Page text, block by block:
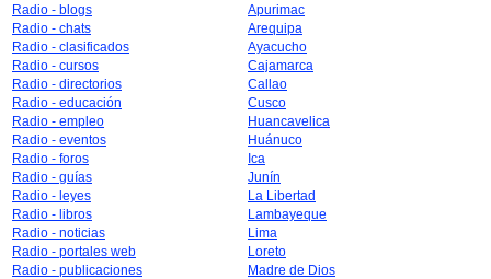
Radio - blogs
Radio - chats
Radio - clasificados
Radio - cursos
Radio - directorios
Radio - educación
Radio - empleo
Radio - eventos
Radio - foros
Radio - guías
Radio - leyes
Radio - libros
Radio - noticias
Radio - portales web
Radio - publicaciones
Apurimac
Arequipa
Ayacucho
Cajamarca
Callao
Cusco
Huancavelica
Huánuco
Ica
Junín
La Libertad
Lambayeque
Lima
Loreto
Madre de Dios